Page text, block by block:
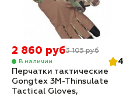
2 860 руб3 105 руб
В наличии
4
Перчатки тактические
Gongtex 3M-Thinsulate
Tactical Gloves,